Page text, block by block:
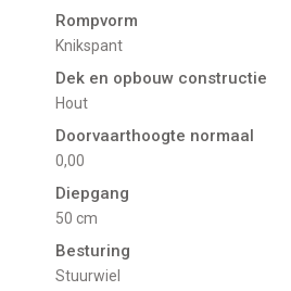
Rompvorm
Knikspant
Dek en opbouw constructie
Hout
Doorvaarthoogte normaal
0,00
Diepgang
50 cm
Besturing
Stuurwiel